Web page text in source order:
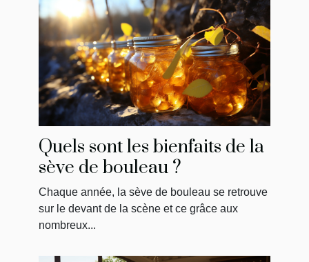
Quels sont les bienfaits de la
sève de bouleau ?
Chaque année, la sève de bouleau se retrouve
sur le devant de la scène et ce grâce aux
nombreux...